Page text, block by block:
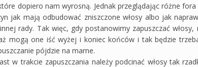
dopiero nam wyrosną. Jednak przeglądając różne
jak mają odbudować zniszczone włosy albo jak
rady. Tak więc, gdy postanowimy zapuszczać
mogą one iść wyżej i koniec końców i tak będzie
pójdzie na marne.
w trakcie zapuszczania należy podcinać włosy tak